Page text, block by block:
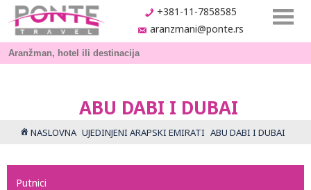
+381-11-7858585
aranzmani@ponte.rs
ABU DABI I DUBAI
NASLOVNA UJEDINJENI ARAPSKI EMIRATI ABU DABI I DUBAI
Putnici